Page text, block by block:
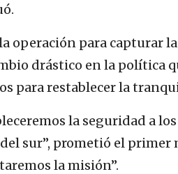
operación para capturar
drástico en la política
para restablecer la
la seguridad a
sur”, prometió el
la misión”.